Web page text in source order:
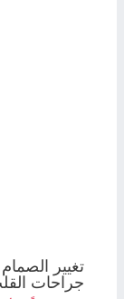
تغيير
جراحات